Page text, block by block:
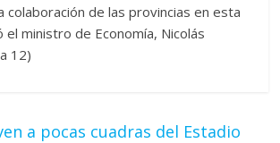
colaboración de las provincias en esta
el ministro de Economía, Nicolás
12)
a pocas cuadras del Estadio